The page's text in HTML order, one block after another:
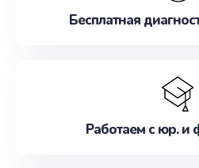
Бесплатная
Работаем с юр. и